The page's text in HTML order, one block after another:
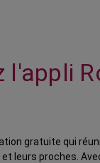
l'appli
gratuite qui
leurs proches.